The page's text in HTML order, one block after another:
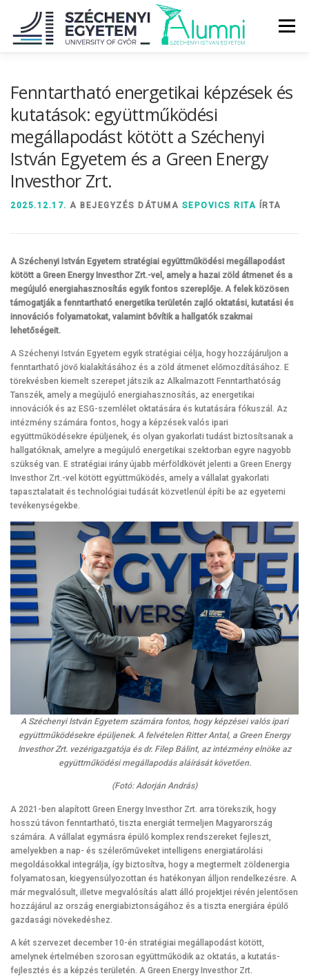
tartalomhoz
Menü
DIPLOMAÁTADÓ DIPLOMÁN TÚL
SZOLGÁLTATÁSOK
Fenntartható energetikai képzések és
kutatások: együttműködési
megállapodást kötött a Széchenyi
István Egyetem és a Green Energy
Investhor Zrt.
2025.12.17. A BEJEGYZÉS DÁTUMA SEPOVICS RITA ÍRTA
A Széchenyi István Egyetem stratégiai együttműködési megállapodást
kötött a Green Energy Investhor Zrt.-vel, amely a hazai zöld átmenet és a
megújuló energiahasznosítás egyik fontos szereplője. A felek közösen
támogatják a fenntartható energetika területén zajló oktatási, kutatási és
innovációs folyamatokat, valamint bővítik a hallgatók szakmai
lehetőségeit.
A Széchenyi István Egyetem egyik stratégiai célja, hogy hozzájáruljon a
fenntartható jövő kialakításához és a zöld átmenet előmozdításához. E
törekvésben kiemelt szerepet játszik az Alkalmazott Fenntarthatóság
Tanszék, amely a megújuló energiahasznosítás, az energetikai
innovációk és az ESG-szemlélet oktatására és kutatására fókuszál. Az
intézmény számára fontos, hogy a képzések valós ipari
együttműködésekre épüljenek, és olyan gyakorlati tudást biztosítsanak a
hallgatóknak, amelyre a megújuló energetikai szektorban egyre nagyobb
szükség van. E stratégiai irány újabb mérföldkövét jelenti a Green Energy
Investhor Zrt.-vel kötött együttműködés, amely a vállalat gyakorlati
tapasztalatait és technológiai tudását közvetlenül építi be az egyetemi
tevékenységekbe.
A Széchenyi István Egyetem számára fontos, hogy képzései valós ipari
együttműködésekre épüljenek. A felvételen Ritter Antal, a Green Energy
Investhor Zrt. vezérigazgatója és dr. Filep Bálint, az intézmény elnöke az
együttműködési megállapodás aláírását követően.
(Fotó: Adorján András)
A 2021-ben alapított Green Energy Investhor Zrt. arra törekszik, hogy
hosszú távon fenntartható, tiszta energiát termeljen Magyarország
számára. A vállalat egymásra épülő komplex rendszereket fejleszt,
amelyekben a nap- és szélerőműveket intelligens energiatárolási
megoldásokkal integrálja, így biztosítva, hogy a megtermelt zöldenergia
folyamatosan, kiegyensúlyozottan és hatékonyan álljon rendelkezésre. A
már megvalósult, illetve megvalósítás alatt álló projektjei révén jelentősen
hozzájárul az ország energiabiztonságához és a tiszta energiára épülő
gazdasági növekedéshez.
A két szervezet december 10-én stratégiai megállapodást kötött,
amelynek értelmében szorosan együttműködik az oktatás, a kutatás-
fejlesztés és a képzés területén. A Green Energy Investhor Zrt.